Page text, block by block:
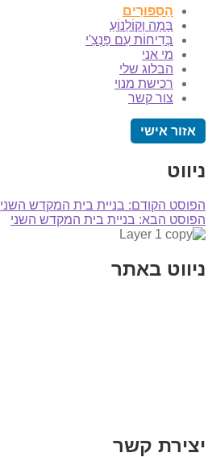
הַסִּפּוּרִים
בָּמָה וְקוֹלְנוֹעַ
בְּדִיחוֹת עִם פַּנְצִ'י
מי אני
הבלוג שלי
רכישת מנוי
צור קשר
אזור אישי
ניווט
הפוסט הקודם: בניית בית המקדש השני
הפוסט הבא: בניית בית המקדש השני
ניווט באתר
יצירת קשר